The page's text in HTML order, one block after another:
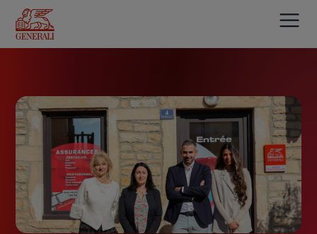
contenu
principal